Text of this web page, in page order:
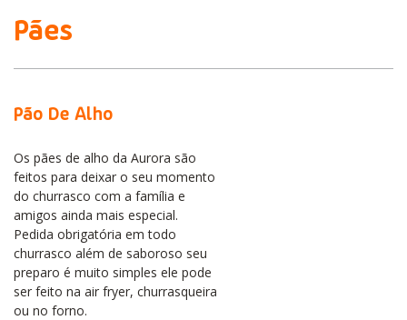
Pães
Pão De Alho
Os pães de alho da Aurora são
feitos para deixar o seu momento
do churrasco com a família e
amigos ainda mais especial.
Pedida obrigatória em todo
churrasco além de saboroso seu
preparo é muito simples ele pode
ser feito na air fryer, churrasqueira
ou no forno.